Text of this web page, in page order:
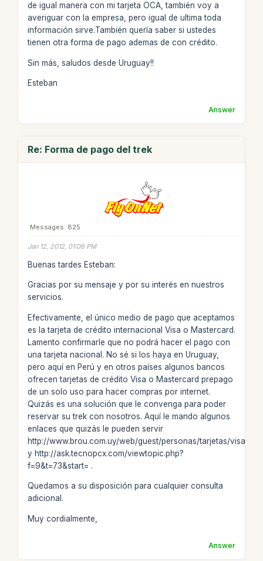
de igual manera con mi tarjeta OCA, también voy a
averiguar con la empresa, pero igual de ultima toda
información sirve.También quería saber si ustedes
tienen otra forma de pago ademas de con crédito.
Sin más, saludos desde Uruguay!!
Esteban
Answer
Re: Forma de pago del trek
Messages: 825
Jan 12, 2012, 01:06 PM
Buenas tardes Esteban:
Gracias por su mensaje y por su interés en nuestros
servicios.
Efectivamente, el único medio de pago que aceptamos
es la tarjeta de crédito internacional Visa o Mastercard.
Lamento confirmarle que no podrá hacer el pago con
una tarjeta nacional. No sé si los haya en Uruguay,
pero aquí en Perú y en otros países algunos bancos
ofrecen tarjetas de crédito Visa o Mastercard prepago
de un solo uso para hacer compras por internet.
Quizás es una solución que le convenga para poder
reservar su trek con nosotros. Aquí le mando algunos
enlaces que quizás le pueden servir
http://www.brou.com.uy/web/guest/personas/tarjetas/visa/
y http://ask.tecnopcx.com/viewtopic.php?
f=9&t=73&start= .
Quedamos a su disposición para cualquier consulta
adicional.
Muy cordialmente,
Answer